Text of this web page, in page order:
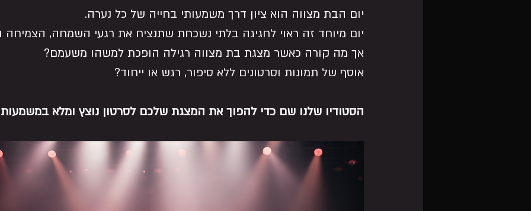
יום הבת מצווה הוא ציון דרך משמעותי בחייה של כל נערה.
יום מיוחד זה ראוי לחגיגה בלתי נשכחת שתנציח את רגעי השמחה, הצמיחה
אך מה קורה כאשר מצגת בת מצווה רגילה הופכת למשהו משעמם?
אוסף של תמונות וסרטונים ללא סיפור, רגש או ייחוד?
הסטודיו שלנו שם כדי להפוך את המצגת שלכם לסרטון נוצץ ומלא